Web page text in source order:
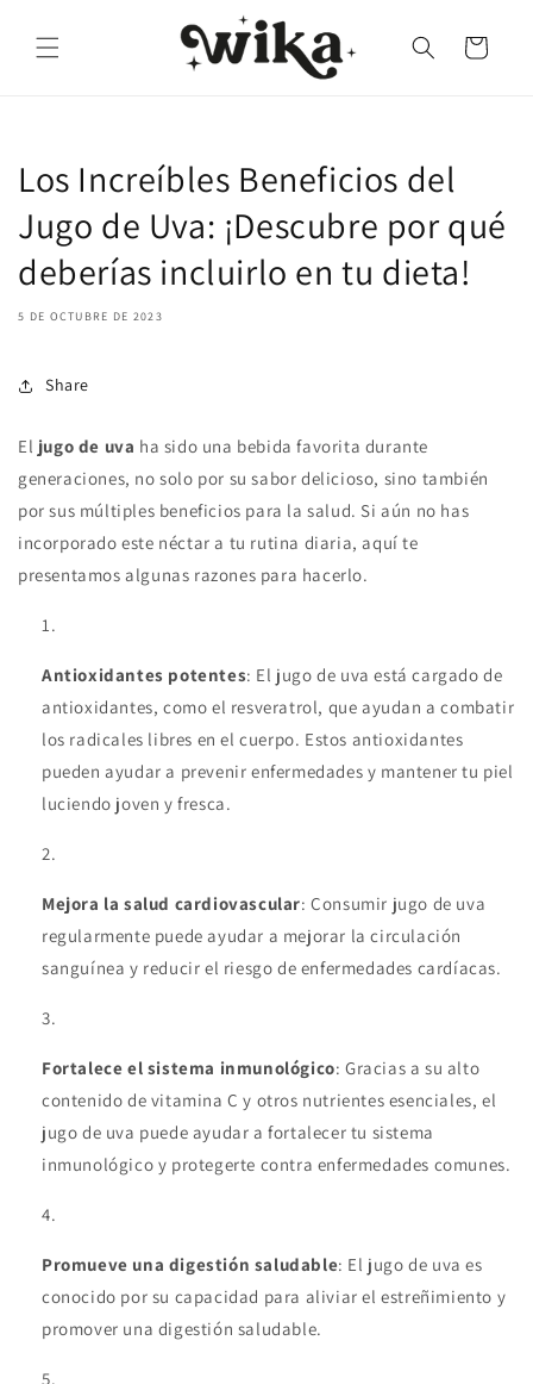
al contenido
Carrito
Los Increíbles Beneficios del
Jugo de Uva: ¡Descubre por qué
deberías incluirlo en tu dieta!
5 DE OCTUBRE DE 2023
Share
El jugo de uva ha sido una bebida favorita durante
generaciones, no solo por su sabor delicioso, sino también
por sus múltiples beneficios para la salud. Si aún no has
incorporado este néctar a tu rutina diaria, aquí te
presentamos algunas razones para hacerlo.
Antioxidantes potentes: El jugo de uva está cargado de
antioxidantes, como el resveratrol, que ayudan a combatir
los radicales libres en el cuerpo. Estos antioxidantes
pueden ayudar a prevenir enfermedades y mantener tu piel
luciendo joven y fresca.
Mejora la salud cardiovascular: Consumir jugo de uva
regularmente puede ayudar a mejorar la circulación
sanguínea y reducir el riesgo de enfermedades cardíacas.
Fortalece el sistema inmunológico: Gracias a su alto
contenido de vitamina C y otros nutrientes esenciales, el
jugo de uva puede ayudar a fortalecer tu sistema
inmunológico y protegerte contra enfermedades comunes.
Promueve una digestión saludable: El jugo de uva es
conocido por su capacidad para aliviar el estreñimiento y
promover una digestión saludable.